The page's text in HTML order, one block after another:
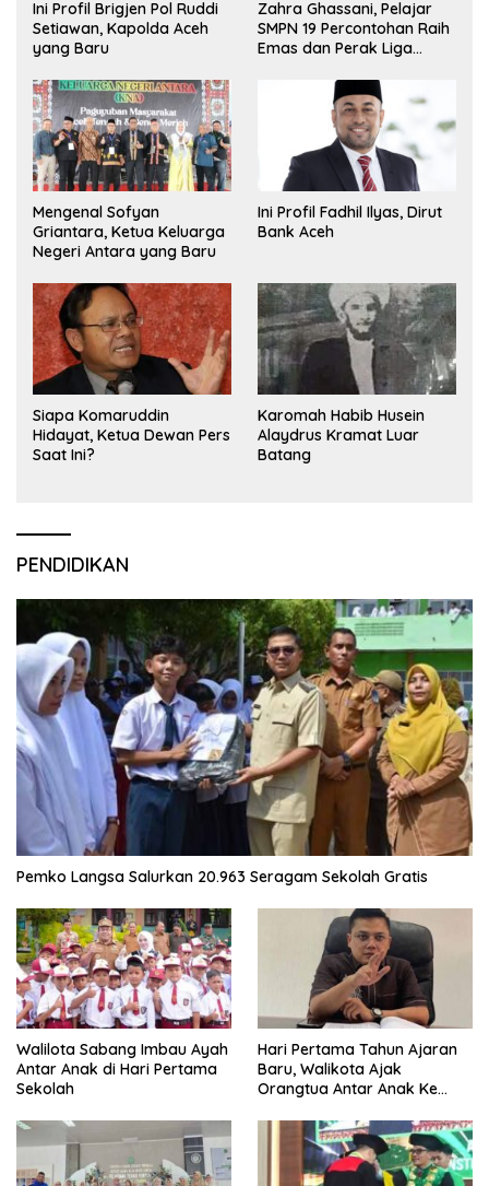
Ini Profil Brigjen Pol Ruddi
Setiawan, Kapolda Aceh
yang Baru
Zahra Ghassani, Pelajar
SMPN 19 Percontohan Raih
Emas dan Perak Liga
Mengenal Sofyan
Griantara, Ketua Keluarga
Negeri Antara yang Baru
Ini Profil Fadhil Ilyas, Dirut
Bank Aceh
Siapa Komaruddin
Hidayat, Ketua Dewan Pers
Saat Ini?
Karomah Habib Husein
Alaydrus Kramat Luar
Batang
PENDIDIKAN
Pemko Langsa Salurkan 20.963 Seragam Sekolah Gratis
Walilota Sabang Imbau Ayah
Antar Anak di Hari Pertama
Sekolah
Hari Pertama Tahun Ajaran
Baru, Walikota Ajak
Orangtua Antar Anak Ke